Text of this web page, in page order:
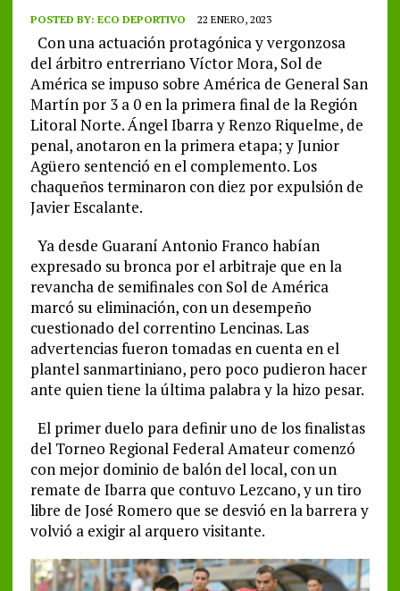
POSTED BY: ECO DEPORTIVO 22 ENERO, 2023
Con una actuación protagónica y vergonzosa
del árbitro entrerriano Víctor Mora, Sol de
América se impuso sobre América de General San
Martín por 3 a 0 en la primera final de la Región
Litoral Norte. Ángel Ibarra y Renzo Riquelme, de
penal, anotaron en la primera etapa; y Junior
Agüero sentenció en el complemento. Los
chaqueños terminaron con diez por expulsión de
Javier Escalante.
Ya desde Guaraní Antonio Franco habían
expresado su bronca por el arbitraje que en la
revancha de semifinales con Sol de América
marcó su eliminación, con un desempeño
cuestionado del correntino Lencinas. Las
advertencias fueron tomadas en cuenta en el
plantel sanmartiniano, pero poco pudieron hacer
ante quien tiene la última palabra y la hizo pesar.
El primer duelo para definir uno de los finalistas
del Torneo Regional Federal Amateur comenzó
con mejor dominio de balón del local, con un
remate de Ibarra que contuvo Lezcano, y un tiro
libre de José Romero que se desvió en la barrera y
volvió a exigir al arquero visitante.